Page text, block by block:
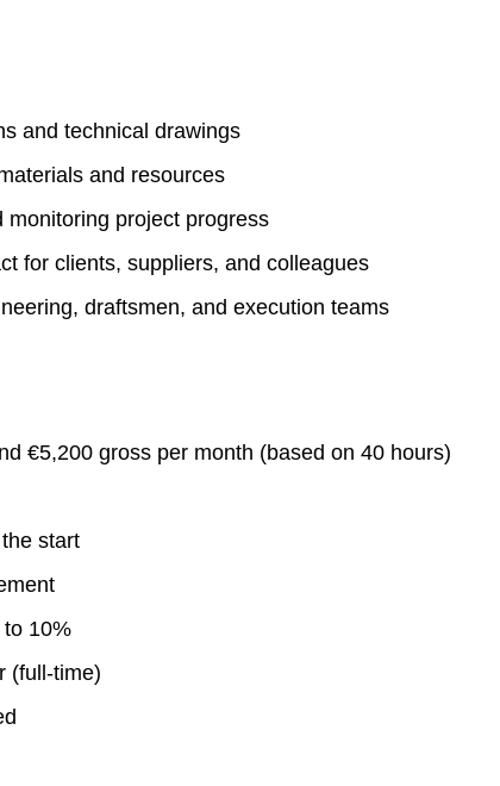
and technical drawings
and resources
monitoring project progress
for clients, suppliers, and colleagues
draftsmen, and execution teams
€5,200 gross per month (based on 40 hours)
start
10%
(full-time)